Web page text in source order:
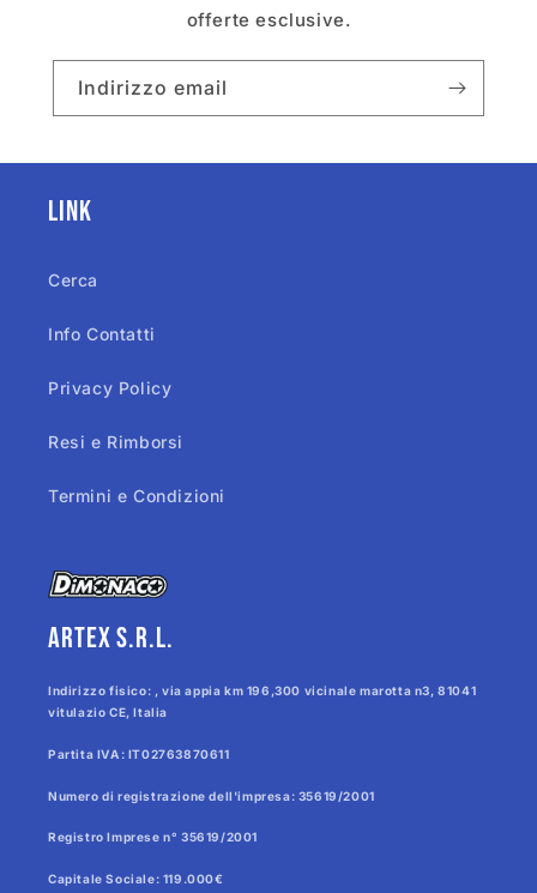
offerte esclusive.
Indirizzo email
Link
Cerca
Info Contatti
Privacy Policy
Resi e Rimborsi
Termini e Condizioni
Artex s.r.l.
Indirizzo fisico: , via appia km 196,300 vicinale marotta n3, 81041
vitulazio CE, Italia
Partita IVA: IT02763870611
Numero di registrazione dell'impresa: 35619/2001
Registro Imprese n° 35619/2001
Capitale Sociale: 119.000€